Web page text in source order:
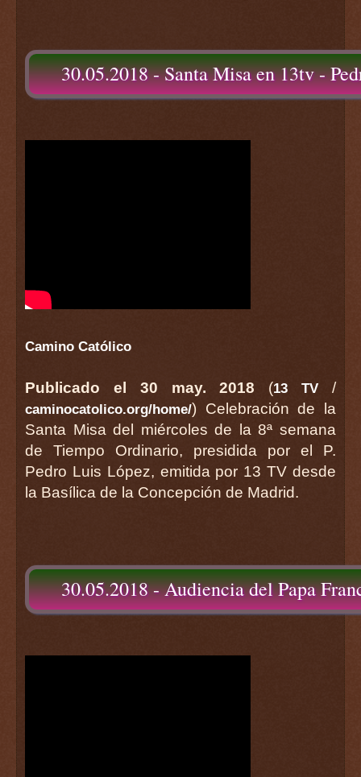
30.05.2018 - Santa Misa en 13tv -
Camino Católico
Publicado el 30 may. 2018 (13 TV /
caminocatolico.org/home/) Celebración de la
Santa Misa del miércoles de la 8ª semana
de Tiempo Ordinario, presidida por el P.
Pedro Luis López, emitida por 13 TV desde
la Basílica de la Concepción de Madrid.
30.05.2018 - Audiencia del Papa